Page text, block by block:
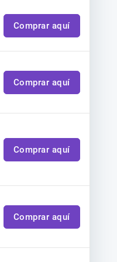
Comprar aquí
Comprar aquí
Comprar aquí
Comprar aquí